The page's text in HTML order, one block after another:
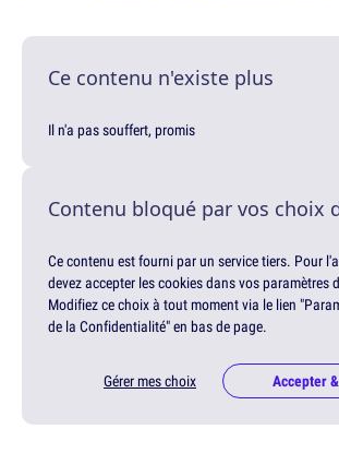
Ce contenu n'existe plus
Il n'a pas souffert, promis
Contenu bloqué par vos choix
Ce contenu est fourni par un service tiers. Pour
devez accepter les cookies dans vos paramètres
Modifiez ce choix à tout moment via le lien
de la Confidentialité" en bas de page.
Gérer mes choix Accepter